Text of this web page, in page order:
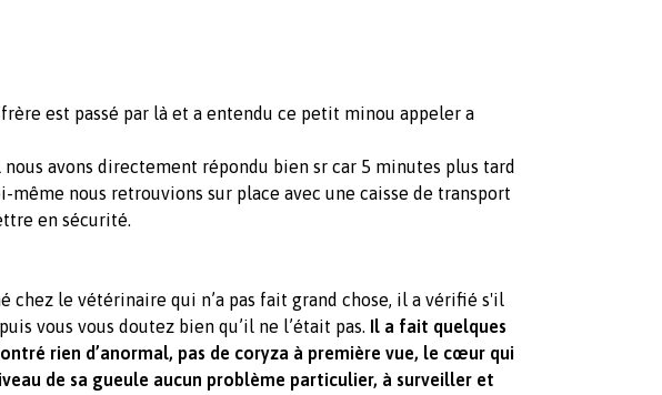
est passé par là et a entendu ce petit minou appeler a
nous avons directement répondu bien sr car 5 minutes plus tard
nous retrouvions sur place avec une caisse de transport
en sécurité.
chez le vétérinaire qui n’a pas fait grand chose, il a vérifié s'il
vous vous doutez bien qu’il ne l’était pas. Il a fait quelques
rien d’anormal, pas de coryza à première vue, le cœur qui
de sa gueule aucun problème particulier, à surveiller et